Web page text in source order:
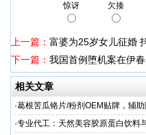
惊讶 欠揍
上一篇： 富婆为25岁女儿征婚
下一篇： 我国首例堕机案在伊
相关文章
·葛根苦瓜铬片/粉剂OEM贴牌，辅
·专业代工：天然美容胶原蛋白饮料